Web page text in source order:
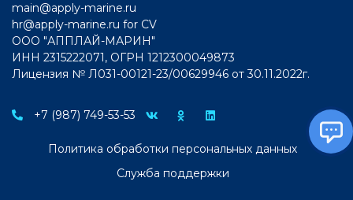
main@apply-marine.ru
hr@apply-marine.ru for CV
ООО "АППЛАЙ-МАРИН"
ИНН 2315222071, ОГРН 1212300049873
Лицензия № Л031-00121-23/00629946 от 30.11.2022г.
+7 (987) 749-53-53
Политика обработки персональных данных
Служба поддержки